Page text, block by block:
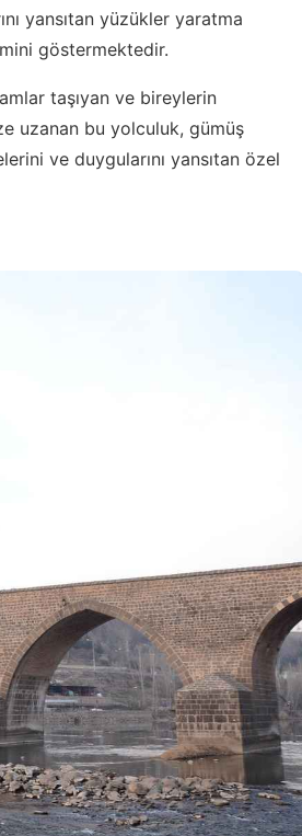
yansıtan yüzükler yaratma
göstermektedir.
taşıyan ve bireylerin
uzanan bu yolculuk, gümüş
ve duygularını yansıtan özel